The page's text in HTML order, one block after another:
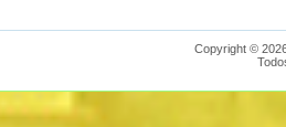
Copyright ©